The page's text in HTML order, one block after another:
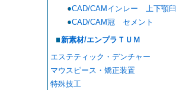
険適用
CAD/CAMインレー 上下顎臼
歯 保険適用
CAD/CAM冠 セメント
新素材/エンプラＴＵＭ
エステティック・デンチャー
マウスピース・矯正装置
特殊技工